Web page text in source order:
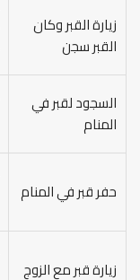
زيارة القبر وكان
القبر سجن
السجود لقبر في
المنام
حفر قبر في المنام
زيارة قبر مع الزوج